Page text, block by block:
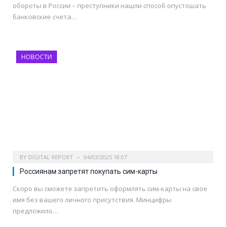
обороты в России – преступники нашли способ опустошать
банковские счета…
НОВОСТИ
BY DIGITAL REPORT 04/03/2025 18:07
Россиянам запретят покупать сим-карты
Скоро вы сможете запретить оформлять сим-карты на свое
имя без вашего личного присутствия. Минцифры
предложило…